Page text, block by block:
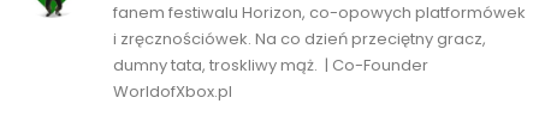
fanem festiwalu Horizon, co-opowych platformówek
i zręcznościówek. Na co dzień przeciętny gracz,
dumny tata, troskliwy mąż. | Co-Founder
WorldofXbox.pl